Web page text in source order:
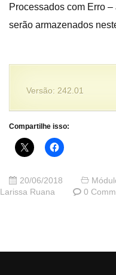
Processados com Erro
serão armazenados
Versão: 242.01
Compartilhe isso:
20/06/2018
Larissa Ruana
0